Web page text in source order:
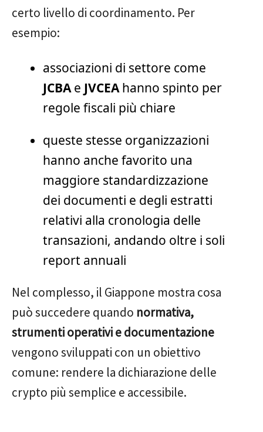
certo livello di coordinamento. Per
esempio:
associazioni di settore come
JCBAe JVCEAhanno spinto per
regole fiscali più chiare
queste stesse organizzazioni
hanno anche favorito una
maggiore standardizzazione
dei documenti e degli estratti
relativi alla cronologia delle
transazioni, andando oltre i soli
report annuali
Nel complesso, il Giappone mostra cosa
può succedere quando normativa,
strumenti operativi e documentazione
vengono sviluppati con un obiettivo
comune: rendere la dichiarazione delle
crypto più semplice e accessibile.